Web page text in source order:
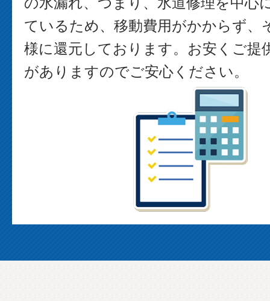
ているため、移動費用がかからず、
様に還元しております。お安くご提
がありますのでご安心ください。